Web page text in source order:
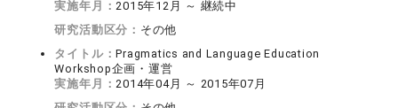
実施年月：2015年12月 ～ 継続中
研究活動区分： その他
タイトル：Pragmatics and Language Education
Workshop企画・運営
実施年月：2014年04月 ～ 2015年07月